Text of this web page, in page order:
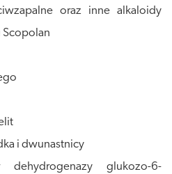
oraz inne alkaloidy
i dwunastnicy
glukozo-6-